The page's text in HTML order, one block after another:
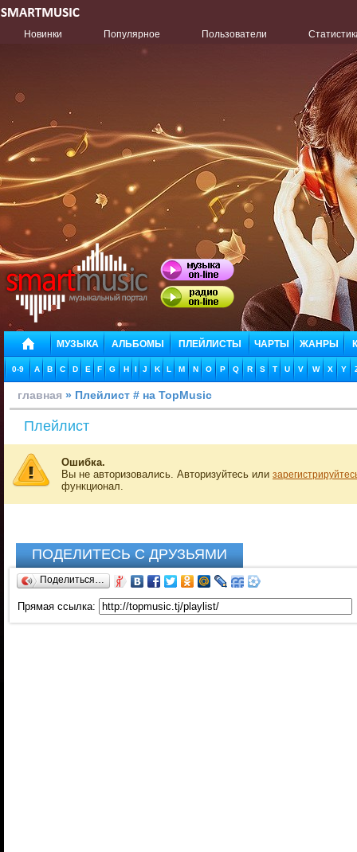
Новинки Популярное Пользователи
МУЗЫКА АЛЬБОМЫ ПЛЕЙЛИСТЫ ЧАРТЫ ЖАНРЫ
0-9 A B C D E F G H I J K L M N O P Q R S T U V W X Y
главная » Плейлист # на TopMusic
Плейлист
Ошибка.
Вы не авторизовались. Авторизуйтесь или
функционал.
ПОДЕЛИТЕСЬ С ДРУЗЬЯМИ
Поделиться…
Прямая ссылка: